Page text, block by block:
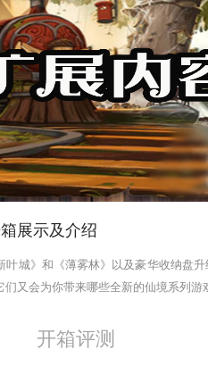
展示及介绍
城》和《薄雾林》以及豪华收纳盘
又会为你带来哪些全新的仙境系列游
开箱评测